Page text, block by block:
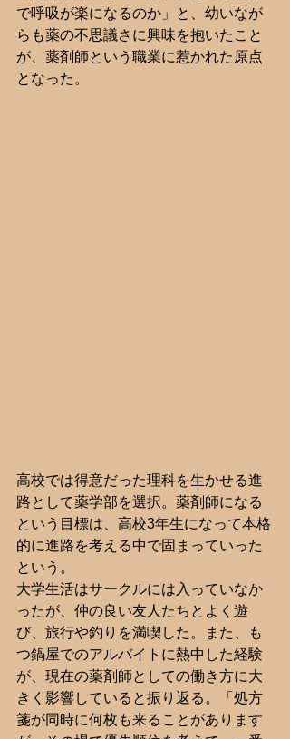
で呼吸が楽になるのか」と、幼いなが
らも薬の不思議さに興味を抱いたこと
が、薬剤師という職業に惹かれた原点
となった。
高校では得意だった理科を生かせる進
路として薬学部を選択。薬剤師になる
という目標は、高校3年生になって本格
的に進路を考える中で固まっていった
という。
大学生活はサークルには入っていなか
ったが、仲の良い友人たちとよく遊
び、旅行や釣りを満喫した。また、も
つ鍋屋でのアルバイトに熱中した経験
が、現在の薬剤師としての働き方に大
きく影響していると振り返る。「処方
箋が同時に何枚も来ることがあります